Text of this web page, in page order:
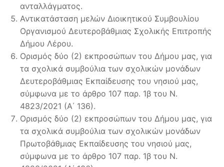
ανταλλάγματος.
Αντικατάσταση μελών Διοικητικού Συμβουλίου
Οργανισμού Δευτεροβάθμιας Σχολικής Επιτροπής
Δήμου Λέρου.
Ορισμός δύο (2) εκπροσώπων του Δήμου μας, για
τα σχολικά συμβούλια των σχολικών μονάδων
Δευτεροβάθμιας Εκπαίδευσης του νησιού μας,
σύμφωνα με το άρθρο 107 παρ. 1β του Ν.
4823/2021 (Α΄ 136).
Ορισμός δύο (2) εκπροσώπων του Δήμου μας, για
τα σχολικά συμβούλια των σχολικών μονάδων
Πρωτοβάθμιας Εκπαίδευσης του νησιού μας,
σύμφωνα με το άρθρο 107 παρ. 1β του Ν.